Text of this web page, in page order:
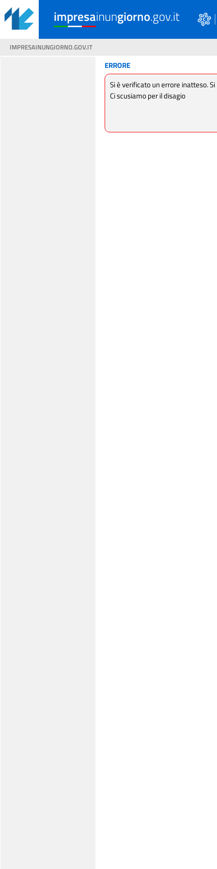
impresainungiorno.gov.it
IMPRESAINUNGIORNO.GOV.IT
ERRORE
Si è verificato un errore inatteso.
Ci scusiamo per il disagio